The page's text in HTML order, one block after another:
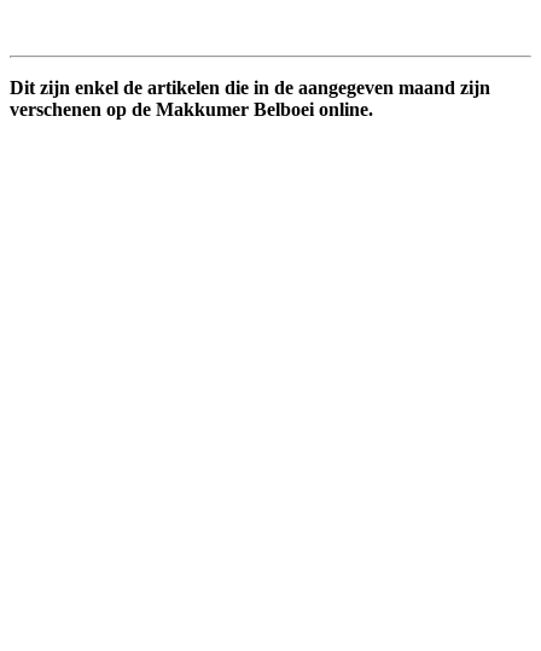
Dit zijn enkel de artikelen die in de aangegeven maand zijn
verschenen op de Makkumer Belboei online.